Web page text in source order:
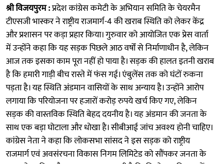
श्री विजयपुरम :प्रदेश कांग्रेस कमेटी के अभियान समिति के चेयरमैन
टीएसजी भास्कर ने राष्ट्रीय राजमार्ग-4 की खराब स्थिति को लेकर केंद्र
और प्रशासन पर कड़ा प्रहार किया। गुरुवार को आयोजित एक प्रेस वार्ता
में उन्होंने कहा कि यह सड़क पिछले आठ वर्षों से निर्माणाधीन है, लेकिन
आज तक इसका काम पूरा नहीं हो पाया है। सड़क की हालत इतनी खराब
है कि हमारी गाड़ी बीच रास्ते में फंस गई। एंबुलेंस तक को घंटों रुकना
पड़ता है। यह स्थिति अंडमान वासियों के साथ अन्याय है। उन्होंने आरोप
लगाया कि परियोजना पर हजारों करोड़ रुपये खर्च किए गए, लेकिन
सड़क की वास्तविक स्थिति बेहद दयनीय है। यह अंडमान की जनता के
साथ एक बड़ा घोटाला और धोखा है। सीबीआई जांच अवश्य होनी चाहिए।
कांग्रेस नेता ने कहा कि लोकसभा सांसद ने इस सड़क को राष्ट्रीय
राजमार्ग एवं अवसंरचना विकास निगम लिमिटेड को सौंपकर जनता के